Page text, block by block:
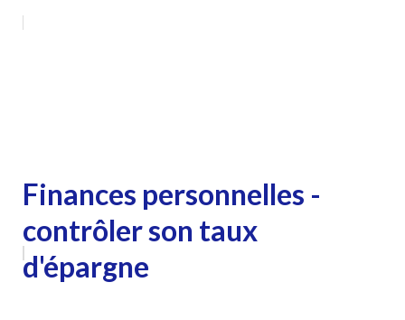
Finances personnelles -
contrôler son taux
d'épargne